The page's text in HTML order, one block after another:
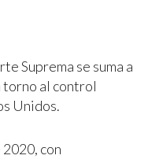
Suprema se suma a
torno al control
Unidos.
con